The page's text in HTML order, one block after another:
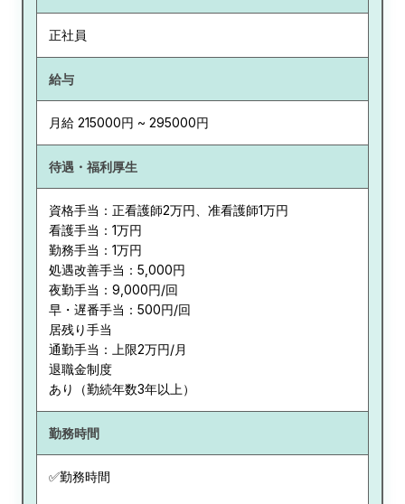
正社員
給与
月給 215000円 ~ 295000円
待遇・福利厚生
資格手当：正看護師2万円、准看護師1万円
看護手当：1万円
勤務手当：1万円
処遇改善手当：5,000円
夜勤手当：9,000円/回
早・遅番手当：500円/回
居残り手当
通勤手当：上限2万円/月
退職金制度
あり（勤続年数3年以上）
勤務時間
✅勤務時間